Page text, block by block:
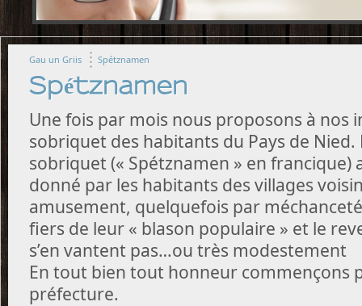
Gau un Griis Spétznamen
Spétznamen
Une fois par mois nous proposons à nos
sobriquet des habitants du Pays de
sobriquet (« Spétznamen » en francique)
donné par les habitants des villages
amusement, quelquefois par
fiers de leur « blason populaire » et le
s’en vantent pas…ou très modestement
En tout bien tout honneur commençons
préfecture.